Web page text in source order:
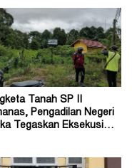
Tanah SP II
Pengadilan Negeri
Tegaskan Eksekusi